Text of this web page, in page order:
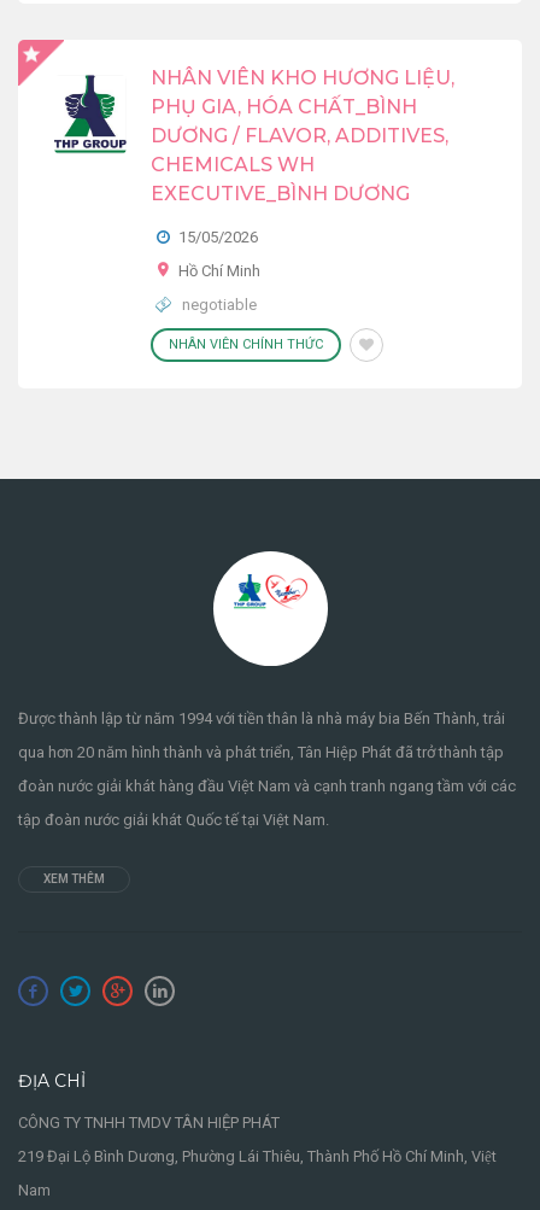
NHÂN VIÊN KHO HƯƠNG LIỆU,
PHỤ GIA, HÓA CHẤT_BÌNH
DƯƠNG / FLAVOR, ADDITIVES,
CHEMICALS WH
EXECUTIVE_BÌNH DƯƠNG
15/05/2026
Hồ Chí Minh
negotiable
NHÂN VIÊN CHÍNH THỨC
Được thành lập từ năm 1994 với tiền thân là nhà máy bia Bến Thành, trải
qua hơn 20 năm hình thành và phát triển, Tân Hiệp Phát đã trở thành tập
đoàn nước giải khát hàng đầu Việt Nam và cạnh tranh ngang tầm với các
tập đoàn nước giải khát Quốc tế tại Việt Nam.
XEM THÊM
ĐỊA CHỈ
CÔNG TY TNHH TMDV TÂN HIỆP PHÁT
219 Đại Lộ Bình Dương, Phường Lái Thiêu, Thành Phố Hồ Chí Minh, Việt
Nam